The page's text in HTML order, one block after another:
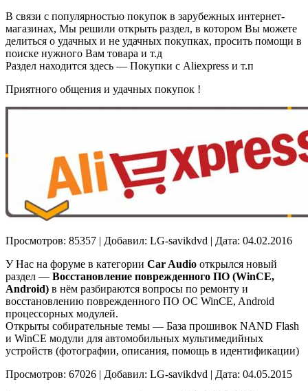
В связи с популярностью покупок в зарубежных интернет-
магазинах, Мы решили открыть раздел, в котором Вы можете
делиться о удачных и не удачных покупках, просить помощи в
поиске нужного Вам товара и т.д
Раздел находится здесь — Покупки с Aliexpress и т.п
Приятного общения и удачных покупок !
Просмотров: 85357 | Добавил: LG-savikdvd | Дата: 04.02.2016
У Нас на форуме в категории Car Audio открылся новый
раздел — Восстановление поврежденного ПО (WinCE,
Android) в нём разбираются вопросы по ремонту и
восстановлению поврежденного ПО ОС WinCE, Android
процессорных модулей.
Открыты собирательные темы — База прошивок NAND Flash
и WinCE модули для автомобильных мультимедийных
устройств (фотографии, описания, помощь в идентификации)
Просмотров: 67026 | Добавил: LG-savikdvd | Дата: 04.05.2015